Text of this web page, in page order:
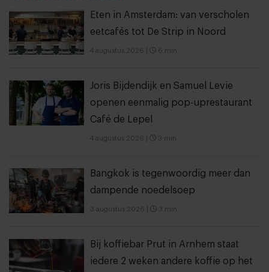
Eten in Amsterdam: van verscholen
eetcafés tot De Strip in Noord
4 augustus 2026 6 min
Joris Bijdendijk en Samuel Levie
openen eenmalig pop-uprestaurant
Café de Lepel
4 augustus 2026 3 min
Bangkok is tegenwoordig meer dan
dampende noedelsoep
3 augustus 2026 3 min
Bij koffiebar Prut in Arnhem staat
iedere 2 weken andere koffie op het